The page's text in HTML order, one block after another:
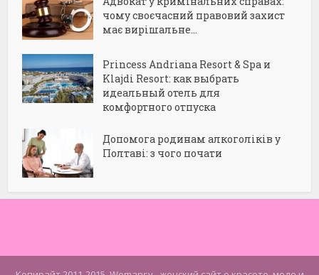
чому своєчасний правовий захист
має вирішальне...
Princess Andriana Resort & Spa и
Klajdi Resort: как выбрать
идеальный отель для
комфортного отпуска
Допомога родинам алкоголіків у
Полтаві: з чого почати